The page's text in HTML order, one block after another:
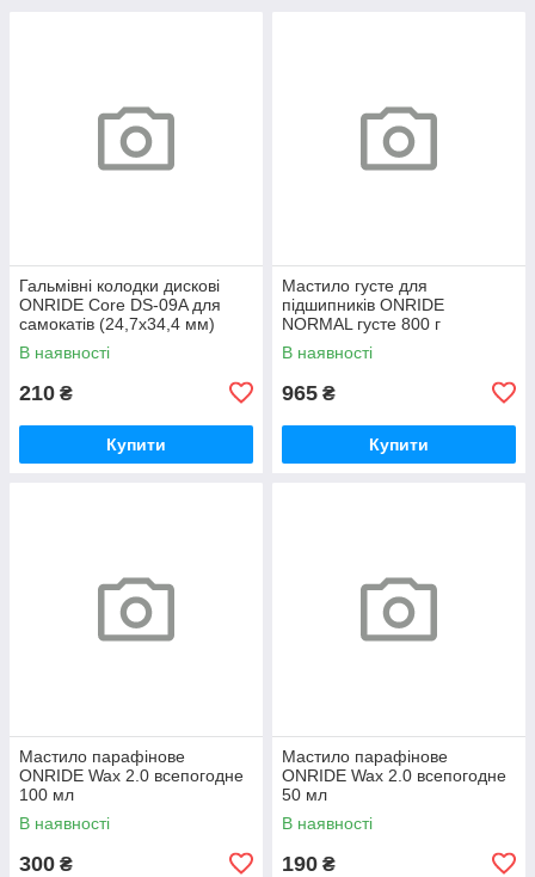
Гальмівні колодки дискові
ONRIDE Core DS-09A для
самокатів (24,7х34,4 мм)
напівметал
В наявності
210 ₴
Купити
Мастило густе для
підшипників ONRIDE
NORMAL густе 800 г
(металева банка)
В наявності
965 ₴
Купити
Мастило парафінове
ONRIDE Wax 2.0 всепогодне
100 мл
В наявності
300 ₴
Мастило парафінове
ONRIDE Wax 2.0 всепогодне
50 мл
В наявності
190 ₴